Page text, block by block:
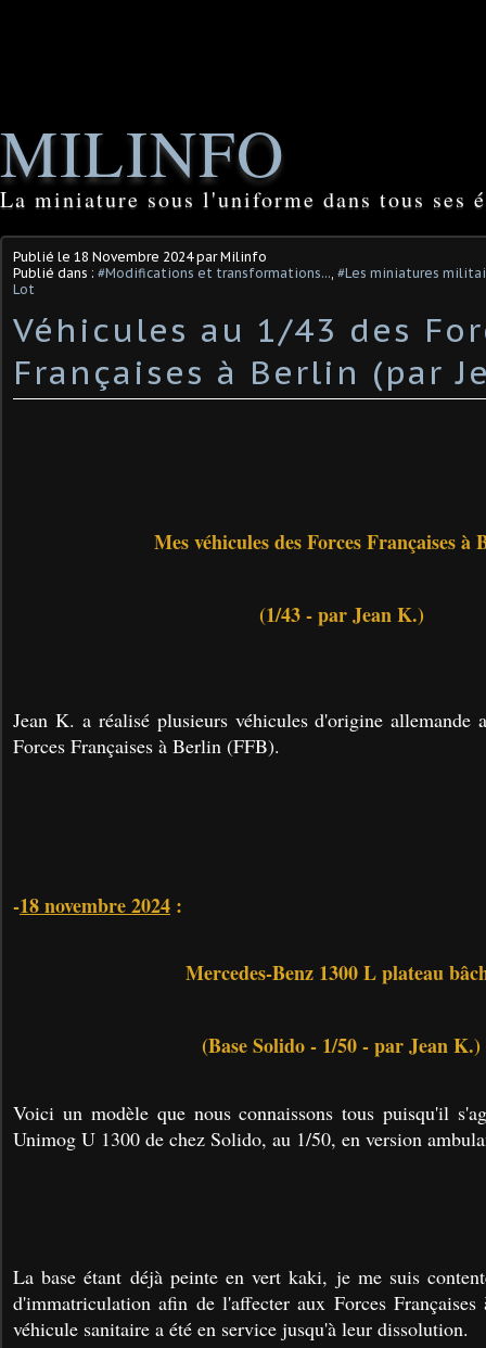
MILINFO
La miniature sous l'uniforme dans tous ses
Publié le 18 Novembre 2024par Milinfo
Publié dans : #Modifications et transformations..., #Les miniatures
Lot
Véhicules au 1/43 des
Françaises à Berlin (par
Mes véhicules des Forces Françaises à
(1/43 - par Jean K.)
Jean K. a réalisé plusieurs véhicules d'origine allemande
Forces Françaises à Berlin (FFB).
-18 novembre 2024 :
Mercedes-Benz 1300 L plateau
(Base Solido - 1/50 - par Jean K.)
Voici un modèle que nous connaissons tous puisqu'il
Unimog U 1300 de chez Solido, au 1/50, en version
La base étant déjà peinte en vert kaki, je me suis
d'immatriculation afin de l'affecter aux Forces
véhicule sanitaire a été en service jusqu'à leur dissolution.